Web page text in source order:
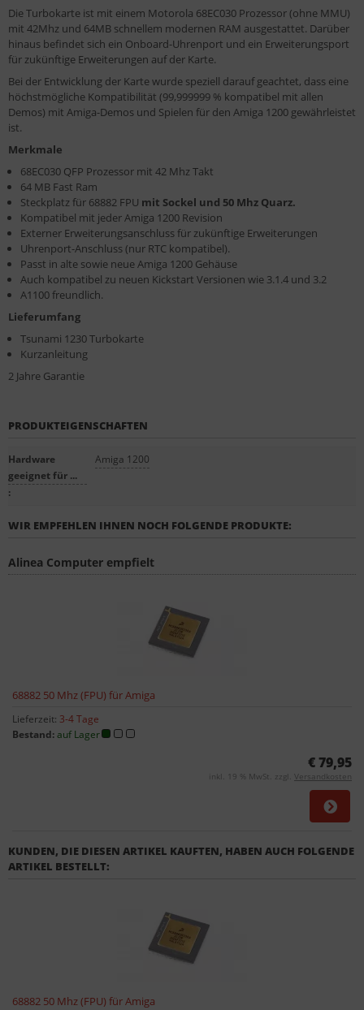
Die Turbokarte ist mit einem Motorola 68EC030 Prozessor (ohne MMU)
mit 42Mhz und 64MB schnellem modernen RAM ausgestattet. Darüber
hinaus befindet sich ein Onboard-Uhrenport und ein Erweiterungsport
für zukünftige Erweiterungen auf der Karte.
Bei der Entwicklung der Karte wurde speziell darauf geachtet, dass eine
höchstmögliche Kompatibilität (99,999999 % kompatibel mit allen
Demos) mit Amiga-Demos und Spielen für den Amiga 1200 gewährleistet
ist.
Merkmale
68EC030 QFP Prozessor mit 42 Mhz Takt
64 MB Fast Ram
Steckplatz für 68882 FPU mit Sockel und 50 Mhz Quarz.
Kompatibel mit jeder Amiga 1200 Revision
Externer Erweiterungsanschluss für zukünftige Erweiterungen
Uhrenport-Anschluss (nur RTC kompatibel).
Passt in alte sowie neue Amiga 1200 Gehäuse
Auch kompatibel zu neuen Kickstart Versionen wie 3.1.4 und 3.2
A1100 freundlich.
Lieferumfang
Tsunami 1230 Turbokarte
Kurzanleitung
2 Jahre Garantie
PRODUKTEIGENSCHAFTEN
Hardware
geeignet für ...
:
Amiga 1200
WIR EMPFEHLEN IHNEN NOCH FOLGENDE PRODUKTE:
Alinea Computer empfielt
68882 50 Mhz (FPU) für Amiga
Lieferzeit: 3-4 Tage
Bestand:auf Lager
€ 79,95
inkl. 19 % MwSt. zzgl. Versandkosten
KUNDEN, DIE DIESEN ARTIKEL KAUFTEN, HABEN AUCH FOLGENDE
ARTIKEL BESTELLT:
68882 50 Mhz (FPU) für Amiga